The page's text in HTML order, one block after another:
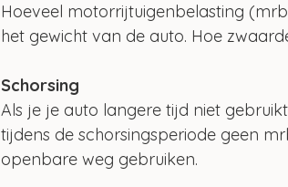
Hoeveel motorrijtuigenbelasting
het gewicht van de auto. Hoe
Schorsing
Als je je auto langere tijd niet
tijdens de schorsingsperiode geen
openbare weg gebruiken.